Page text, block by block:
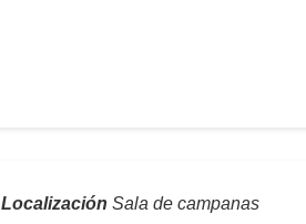
Localización Sala de campanas